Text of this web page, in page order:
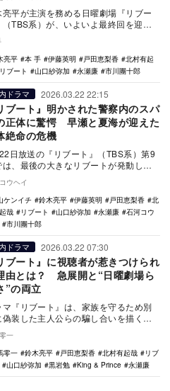
亮平が主演を務める日曜劇場『リブー
（TBS系）が、いよいよ最終回を迎え
いったい誰が2人を助けるキーマンとな
か？ …
亮平
本 手 伊藤英明 戸田恵梨香
北村有起
ブート 山口紗弥加 永瀬廉 市川團十郎
ドラマ 2026.03.22 22:15
ブート』明かされた警察内のスパ
正体に驚愕 早瀬と夏海が迎えた
絶命の危機
日放送の『リブート』（TBS系）第9
は、最後の大きなリブートが発動し
戸田…
ウヘイ
ケンイチ
鈴木亮平 伊藤英明 戸田恵梨香
北
哉
リブート 山口紗弥加 永瀬廉
石河コウ
市川團十郎
ドラマ 2026.03.22 07:30
ブート』に視聴者が惹きつけられ
由とは？ 急展開と“日曜劇場ら
”の両立
マ『リブート』は、家族を守るため別
偽装した主人公らの騙し合いを描くサ
合し、高い…
一
零一
鈴木亮平 戸田恵梨香 北村有起哉
リブ
山口紗弥加 黒岩勉 King & Prince 永瀬廉